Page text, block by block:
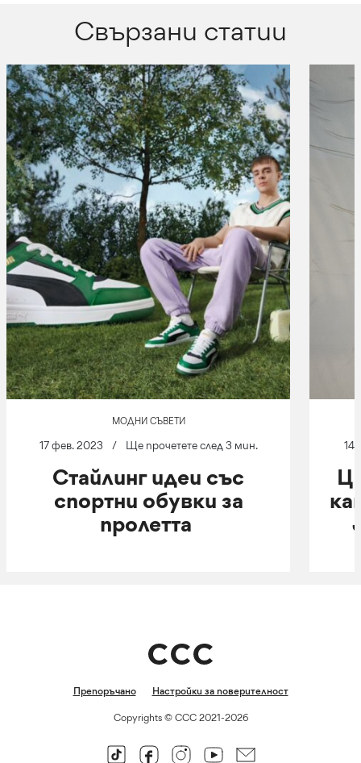
Свързани статии
МОДНИ СЪВЕТИ
17 фев. 2023 / Ще прочетете след 3 мин.
Стайлинг идеи със
спортни обувки за
пролетта
14
Препоръчано Настройки за поверителност
Copyrights © CCC 2021-2026